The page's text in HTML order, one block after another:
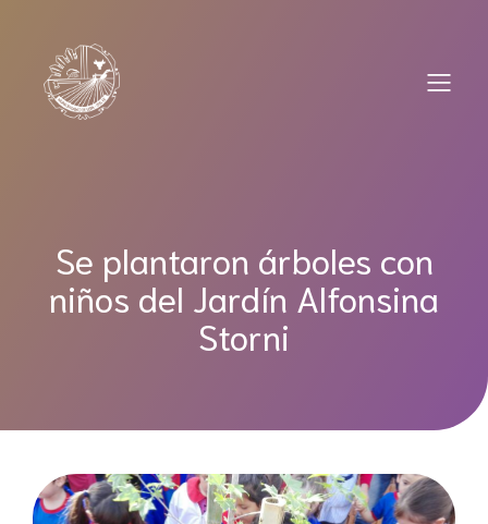
contenido
Se plantaron árboles con
niños del Jardín Alfonsina
Storni